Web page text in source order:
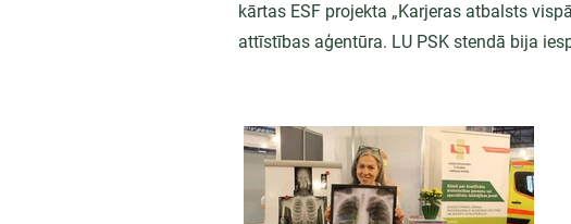
kārtas ESF projekta „Karjeras atbalsts
attīstības aģentūra. LU PSK stendā bija